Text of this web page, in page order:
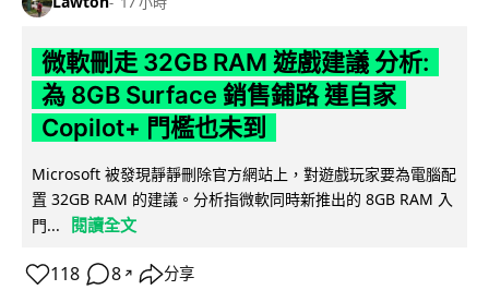
微軟刪走 32GB RAM 遊戲建議 分析:
為 8GB Surface 銷售鋪路 連自家
Copilot+ 門檻也未到
Microsoft 被發現靜靜刪除官方網站上，對遊戲玩家要為電腦配
置 32GB RAM 的建議。分析指微軟同時新推出的 8GB RAM 入
門...
閱讀全文
118 8 ↗ 分享